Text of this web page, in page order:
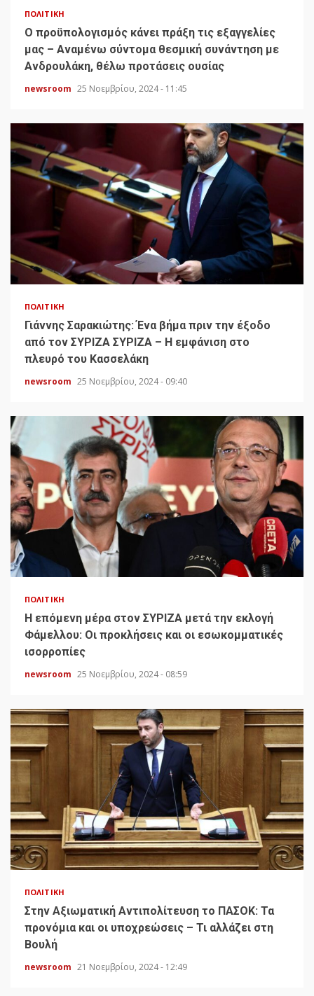
ΠΟΛΙΤΙΚΉ
Ο προϋπολογισμός κάνει πράξη τις εξαγγελίες
μας – Αναμένω σύντομα θεσμική συνάντηση με
Ανδρουλάκη, θέλω προτάσεις ουσίας
newsroom 25 Νοεμβρίου, 2024 - 11:45
ΠΟΛΙΤΙΚΉ
Γιάννης Σαρακιώτης: Ένα βήμα πριν την έξοδο
από τον ΣΥΡΙΖΑ ΣΥΡΙΖΑ – Η εμφάνιση στο
πλευρό του Κασσελάκη
newsroom 25 Νοεμβρίου, 2024 - 09:40
ΠΟΛΙΤΙΚΉ
H επόμενη μέρα στον ΣΥΡΙΖΑ μετά την εκλογή
Φάμελλου: Οι προκλήσεις και οι εσωκομματικές
ισορροπίες
newsroom 25 Νοεμβρίου, 2024 - 08:59
ΠΟΛΙΤΙΚΉ
Στην Αξιωματική Αντιπολίτευση το ΠΑΣΟΚ: Τα
προνόμια και οι υποχρεώσεις – Τι αλλάζει στη
Βουλή
newsroom 21 Νοεμβρίου, 2024 - 12:49